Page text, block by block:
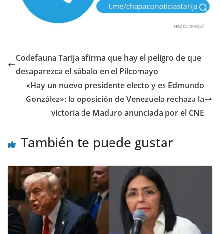
Codefauna Tarija afirma que hay el peligro de que
desaparezca el sábalo en el Pilcomayo
«Hay un nuevo presidente electo y es Edmundo
González»: la oposición de Venezuela rechaza la
victoria de Maduro anunciada por el CNE
También te puede gustar